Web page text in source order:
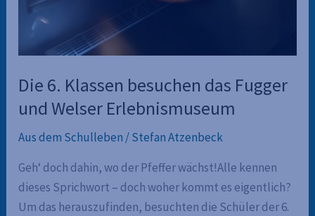
Die 6. Klassen besuchen das Fugger
und Welser Erlebnismuseum
Aus dem Schulleben /Stefan Atzenbeck
Geh‘ doch dahin, wo der Pfeffer wächst!Alle kennen
dieses Sprichwort – doch woher kommt es eigentlich?
Um das herauszufinden, besuchten die Schüler der 6.